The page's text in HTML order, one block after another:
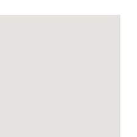
Shadow Line
618) Reflex Silver